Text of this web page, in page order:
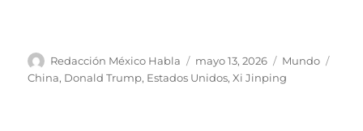
A
u
Redacción México Habla
P
u
mayo 13, 2026
C
a
Mundo
China, Donald Trump, Estados Unidos,Xi Jinping